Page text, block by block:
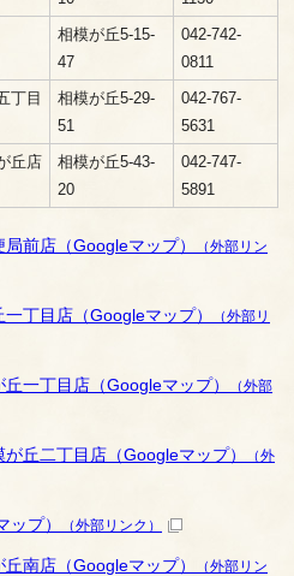
相模が丘5-15-
47
042-742-
0811
丁目
相模が丘5-29-
51
042-767-
5631
丘店
相模が丘5-43-
20
042-747-
5891
前店（Googleマップ）
（外部リン
丁目店（Googleマップ）
（外部リ
一丁目店（Googleマップ）
（外部
丘二丁目店（Googleマップ）
（外
プ） （外部リンク）
南店（Googleマップ）
（外部リン